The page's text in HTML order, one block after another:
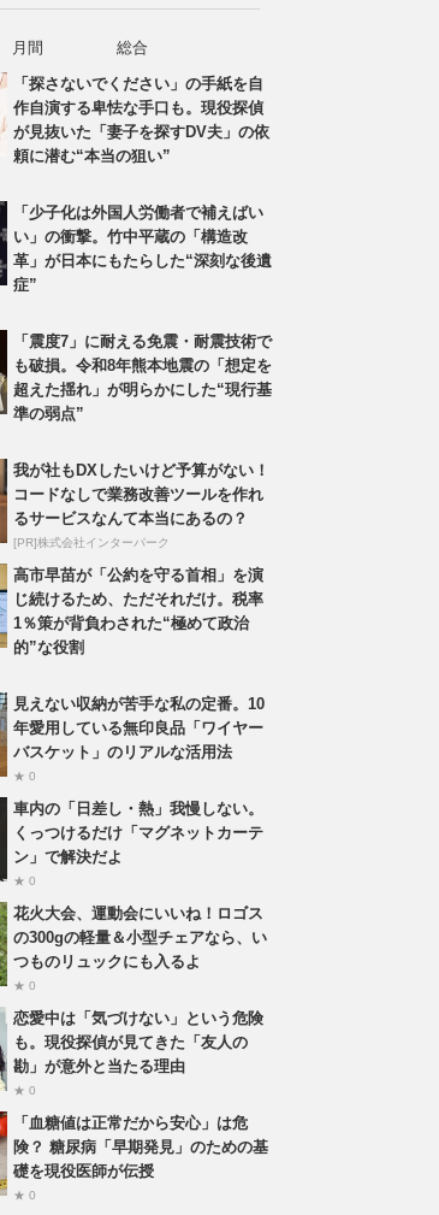
月間
総合
「探さないでください」の手紙を自
作自演する卑怯な手口も。現役探偵
が見抜いた「妻子を探すDV夫」の依
頼に潜む“本当の狙い”
「少子化は外国人労働者で補えばい
い」の衝撃。竹中平蔵の「構造改
革」が日本にもたらした“深刻な後遺
症”
「震度7」に耐える免震・耐震技術で
も破損。令和8年熊本地震の「想定を
超えた揺れ」が明らかにした“現行基
準の弱点”
我が社もDXしたいけど予算がない！
コードなしで業務改善ツールを作れ
るサービスなんて本当にあるの？
[PR]株式会社インターパーク
高市早苗が「公約を守る首相」を演
じ続けるため、ただそれだけ。税率
1％策が背負わされた“極めて政治
的”な役割
見えない収納が苦手な私の定番。10
年愛用している無印良品「ワイヤー
バスケット」のリアルな活用法
★ 0
車内の「日差し・熱」我慢しない。
くっつけるだけ「マグネットカーテ
ン」で解決だよ
★ 0
花火大会、運動会にいいね！ロゴス
の300gの軽量＆小型チェアなら、い
つものリュックにも入るよ
★ 0
恋愛中は「気づけない」という危険
も。現役探偵が見てきた「友人の
勘」が意外と当たる理由
★ 0
「血糖値は正常だから安心」は危
険？ 糖尿病「早期発見」のための基
礎を現役医師が伝授
★ 0